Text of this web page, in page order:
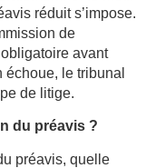
réduit s’impose.
de
avant
le tribunal
de litige.
du préavis ?
préavis, quelle